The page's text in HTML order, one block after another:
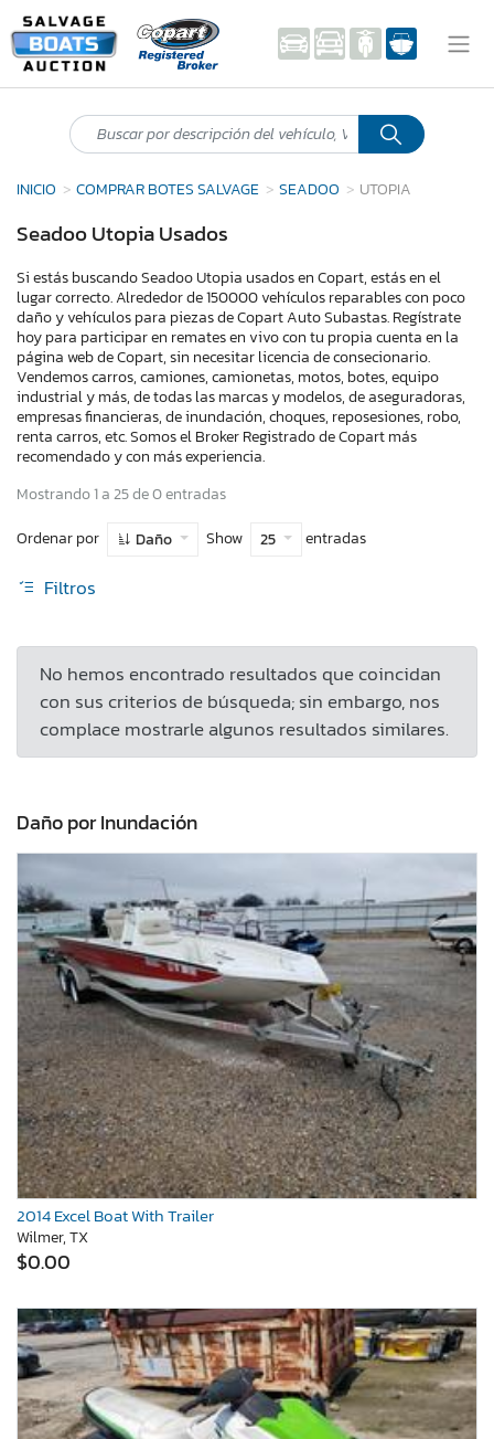
INICIO COMPRAR BOTES SALVAGE SEADOO UTOPIA
Seadoo Utopia Usados
Si estás buscando Seadoo Utopia usados en Copart, estás en el
lugar correcto. Alrededor de 150000 vehículos reparables con poco
daño y vehículos para piezas de Copart Auto Subastas. Regístrate
hoy para participar en remates en vivo con tu propia cuenta en la
página web de Copart, sin necesitar licencia de consecionario.
Vendemos carros, camiones, camionetas, motos, botes, equipo
industrial y más, de todas las marcas y modelos, de aseguradoras,
empresas financieras, de inundación, choques, reposesiones, robo,
renta carros, etc. Somos el Broker Registrado de Copart más
recomendado y con más experiencia.
Mostrando 1 a 25 de 0 entradas
Ordenar por
Daño Show 25 entradas
Filtros
No hemos encontrado resultados que coincidan
con sus criterios de búsqueda; sin embargo, nos
complace mostrarle algunos resultados similares.
Daño por Inundación
2014 Excel Boat With Trailer
Wilmer, TX
$0.00